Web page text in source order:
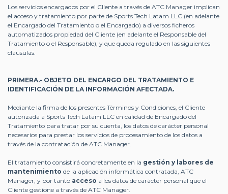
Los servicios encargados por el Cliente a través de ATC Manager implican
el acceso y tratamiento por parte de Sports Tech Latam LLC (en adelante
el Encargado del Tratamiento o el Encargado) a diversos ficheros
automatizados propiedad del Cliente (en adelante el Responsable del
Tratamiento o el Responsable), y que queda regulado en las siguientes
cláusulas.
PRIMERA.- OBJETO DEL ENCARGO DEL TRATAMIENTO E
IDENTIFICACIÓN DE LA INFORMACIÓN AFECTADA.
Mediante la firma de los presentes Términos y Condiciones, el Cliente
autorizada a Sports Tech Latam LLC en calidad de Encargado del
Tratamiento para tratar por su cuenta, los datos de carácter personal
necesarios para prestar los servicios de procesamiento de los datos a
través de la contratación de ATC Manager.
El tratamiento consistirá concretamente en la gestión y labores de
mantenimiento de la aplicación informática contratada, ATC
Manager, y por tanto acceso a los datos de carácter personal que el
Cliente gestione a través de ATC Manager.